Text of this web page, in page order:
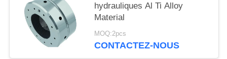
hydrauliques Al Ti Alloy
Material
MOQ:2pcs
CONTACTEZ-NOUS